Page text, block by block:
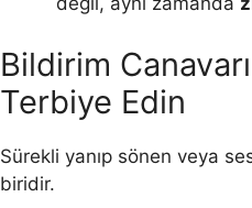
Bildirim
Terbiye Edin
Sürekli yanıp sönen veya
biridir.